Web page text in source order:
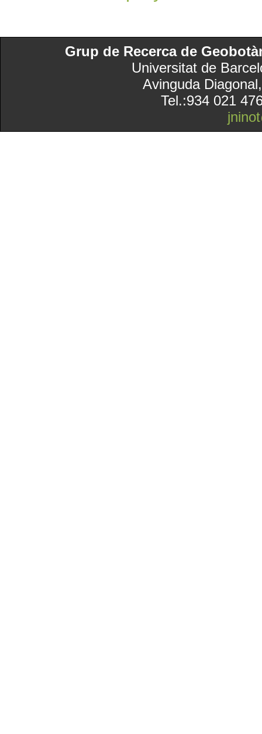
Grup de Recerca de
Universitat de
Avinguda
Tel.:934 021